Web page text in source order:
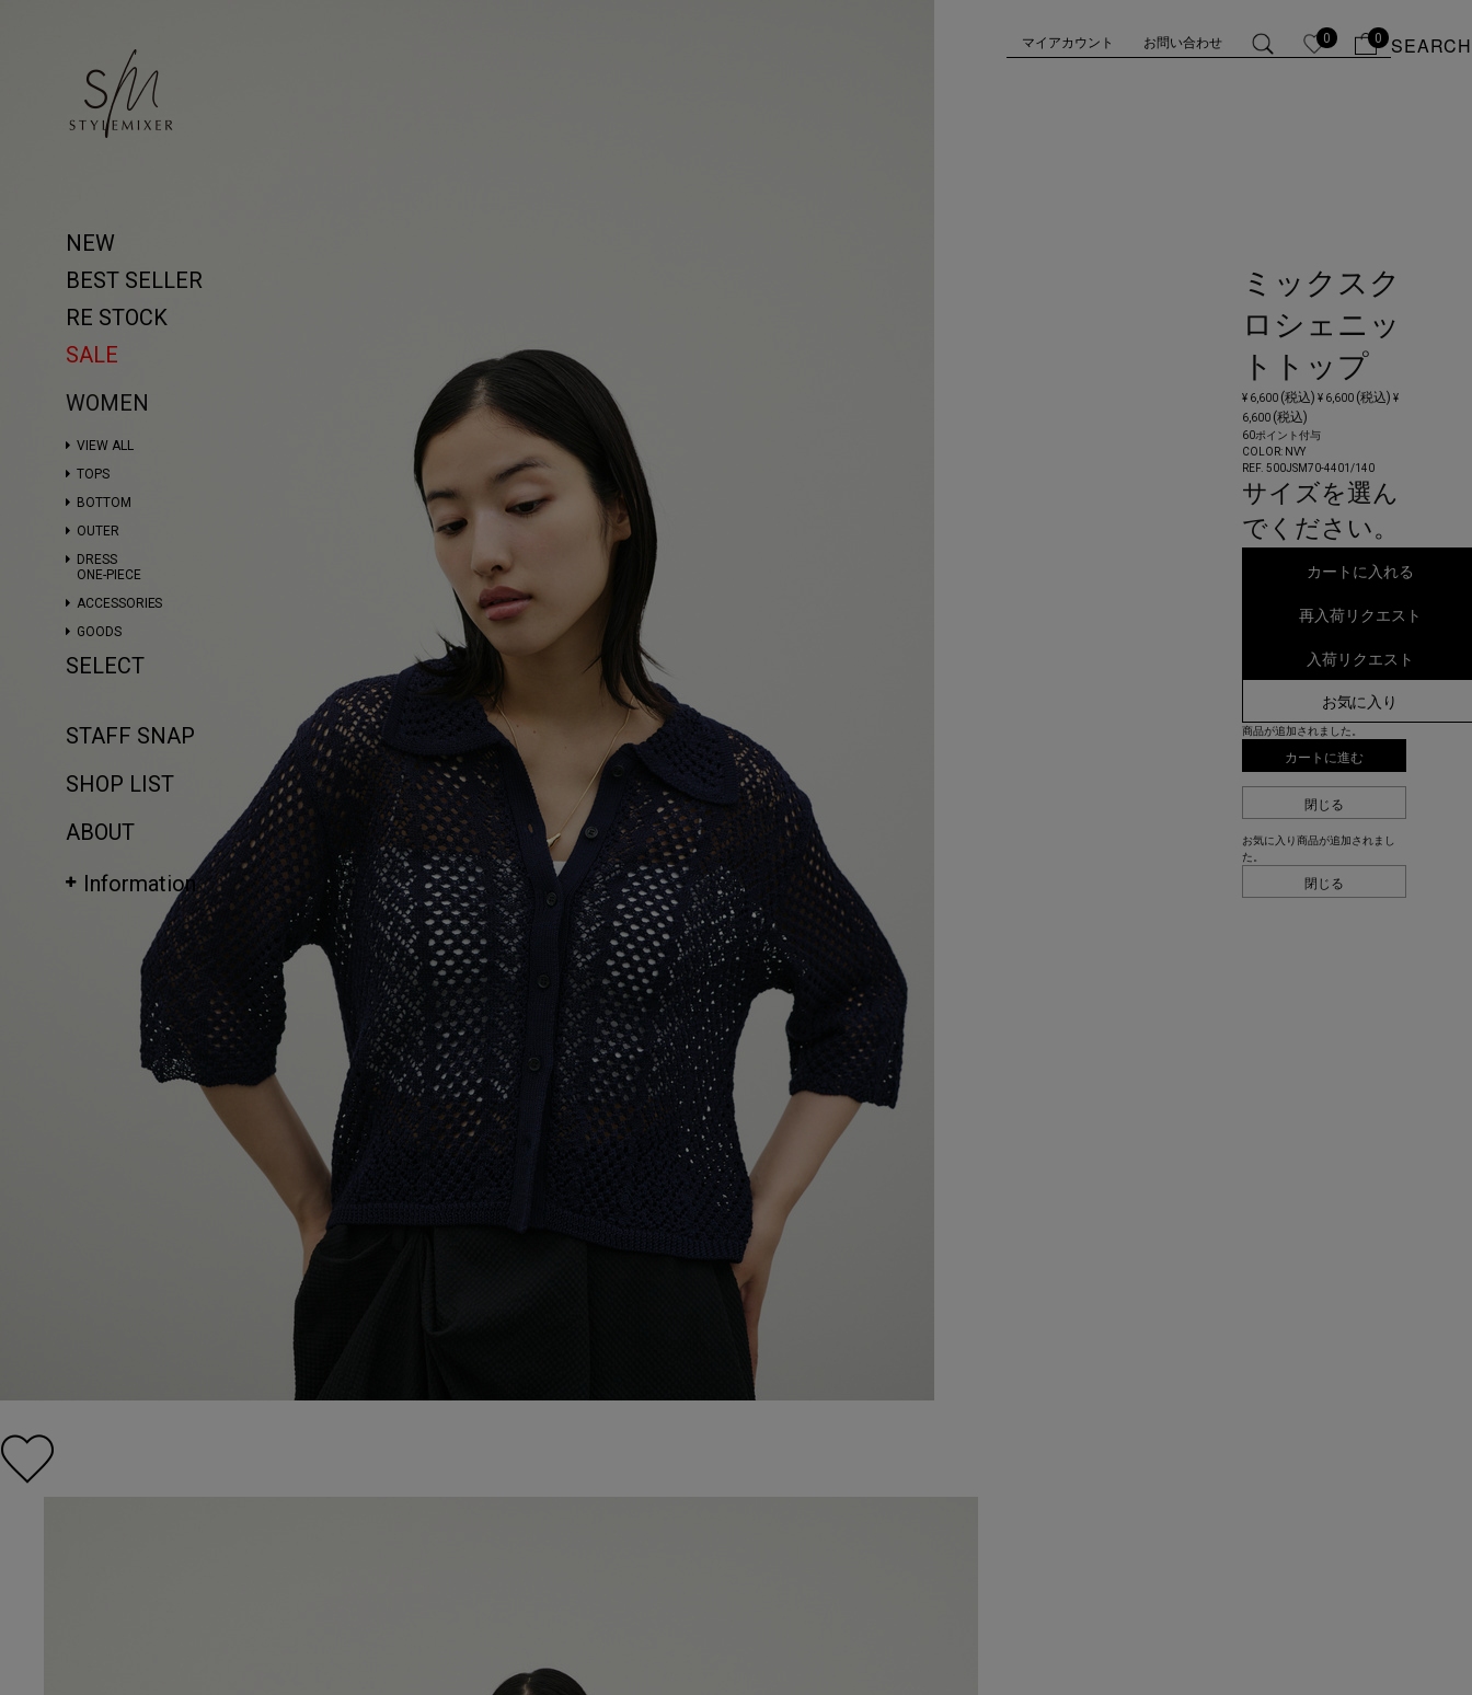
マイアカウント お問い合わせ 0 0 SEARCH
NEW
BEST SELLER
RE STOCK
SALE
WOMEN
VIEW ALL
TOPS
BOTTOM
OUTER
DRESS
ONE-PIECE
ACCESSORIES
GOODS
SELECT
STAFF SNAP
SHOP LIST
ABOUT
Information
ミックスク
ロシェニッ
トトップ
¥ 6,600 (税込) ¥ 6,600 (税込) ¥
6,600 (税込)
60ポイント付与
COLOR: NVY
REF. 500JSM70-4401/140
サイズを選ん
でください。
カートに入れる
再入荷リクエスト
入荷リクエスト
お気に入り
商品が追加されました。
カートに進む
閉じる
お気に入り商品が追加されまし
た。
閉じる